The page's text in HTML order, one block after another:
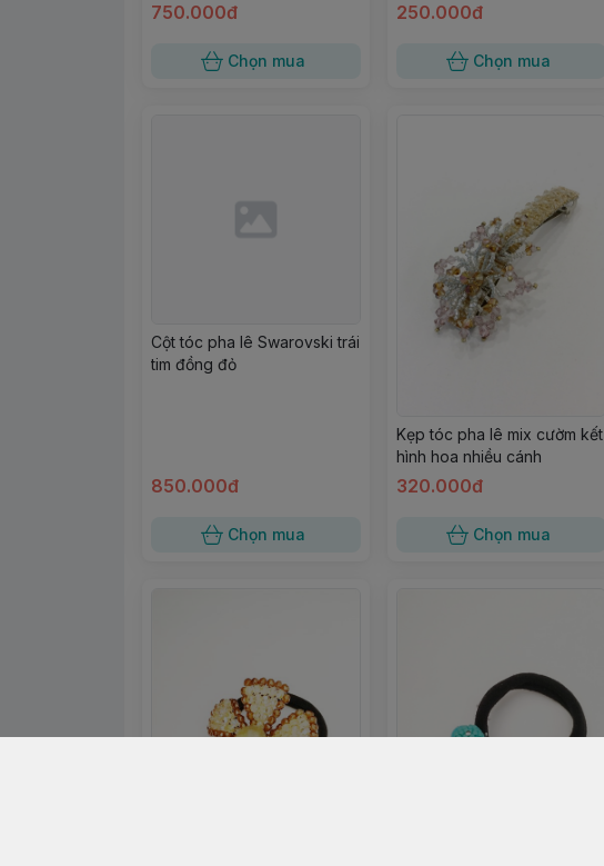
750.000đ
Chọn mua
250.000đ
Chọn mua
Cột tóc pha lê Swarovski trái
tim đồng đỏ
850.000đ
Chọn mua
Kẹp tóc pha lê mix cườm kết
hình hoa nhiều cánh
320.000đ
Chọn mua